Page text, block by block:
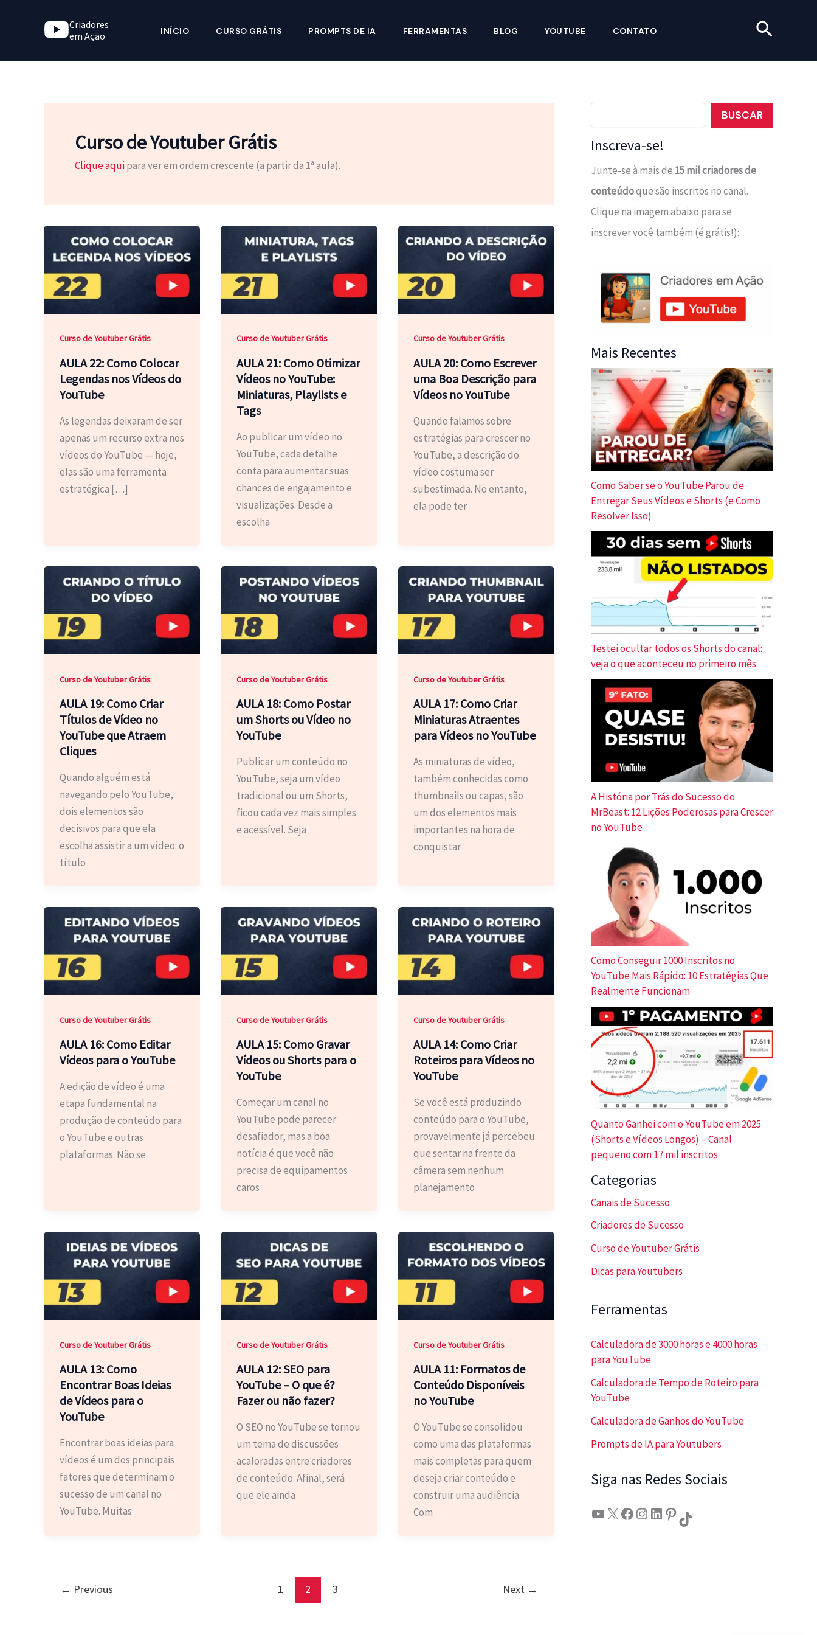
conteúdo
Criadores
em Ação
INÍCIO CURSO GRÁTIS PROMPTS DE IA FERRAMENTAS BLOG YOUTUBE CONTATO
Curso de Youtuber Grátis
Clique aquipara ver em ordem crescente (a partir da 1ª aula).
Curso de Youtuber Grátis
AULA 22: Como Colocar
Legendas nos Vídeos do
YouTube
As legendas deixaram de ser
apenas um recurso extra nos
vídeos do YouTube — hoje,
elas são uma ferramenta
estratégica […]
Curso de Youtuber Grátis
AULA 21: Como Otimizar
Vídeos no YouTube:
Miniaturas, Playlists e
Tags
Ao publicar um vídeo no
YouTube, cada detalhe
conta para aumentar suas
chances de engajamento e
visualizações. Desde a
escolha
Curso de Youtuber Grátis
AULA 20: Como Escrever
uma Boa Descrição para
Vídeos no YouTube
Quando falamos sobre
estratégias para crescer no
YouTube, a descrição do
vídeo costuma ser
subestimada. No entanto,
ela pode ter
Curso de Youtuber Grátis
AULA 19: Como Criar
Títulos de Vídeo no
YouTube que Atraem
Cliques
Quando alguém está
navegando pelo YouTube,
dois elementos são
decisivos para que ela
escolha assistir a um vídeo: o
título
Curso de Youtuber Grátis
AULA 18: Como Postar
um Shorts ou Vídeo no
YouTube
Publicar um conteúdo no
YouTube, seja um vídeo
tradicional ou um Shorts,
ficou cada vez mais simples
e acessível. Seja
Curso de Youtuber Grátis
AULA 17: Como Criar
Miniaturas Atraentes
para Vídeos no YouTube
As miniaturas de vídeo,
também conhecidas como
thumbnails ou capas, são
um dos elementos mais
importantes na hora de
conquistar
Curso de Youtuber Grátis
AULA 16: Como Editar
Vídeos para o YouTube
A edição de vídeo é uma
etapa fundamental na
produção de conteúdo para
o YouTube e outras
plataformas. Não se
Curso de Youtuber Grátis
AULA 15: Como Gravar
Vídeos ou Shorts para o
YouTube
Começar um canal no
YouTube pode parecer
desafiador, mas a boa
notícia é que você não
precisa de equipamentos
caros
Curso de Youtuber Grátis
AULA 14: Como Criar
Roteiros para Vídeos no
YouTube
Se você está produzindo
conteúdo para o YouTube,
provavelmente já percebeu
que sentar na frente da
câmera sem nenhum
planejamento
Curso de Youtuber Grátis
AULA 13: Como
Encontrar Boas Ideias
de Vídeos para o
YouTube
Encontrar boas ideias para
vídeos é um dos principais
fatores que determinam o
sucesso de um canal no
YouTube. Muitas
Curso de Youtuber Grátis
AULA 12: SEO para
YouTube – O que é?
Fazer ou não fazer?
O SEO no YouTube se tornou
um tema de discussões
acaloradas entre criadores
de conteúdo. Afinal, será
que ele ainda
Curso de Youtuber Grátis
AULA 11: Formatos de
Conteúdo Disponíveis
no YouTube
O YouTube se consolidou
como uma das plataformas
mais completas para quem
deseja criar conteúdo e
construir uma audiência.
Com
← Previous 1 2 3 Next →
Pesquisar BUSCAR
Inscreva-se!
Junte-se à mais de 15 mil criadores de
conteúdoque são inscritos no canal.
Clique na imagem abaixo para se
inscrever você também (é grátis!):
Mais Recentes
Como Saber se o YouTube Parou de
Entregar Seus Vídeos e Shorts (e Como
Resolver Isso)
Testei ocultar todos os Shorts do canal:
veja o que aconteceu no primeiro mês
A História por Trás do Sucesso do
MrBeast: 12 Lições Poderosas para Crescer
no YouTube
Como Conseguir 1000 Inscritos no
YouTube Mais Rápido: 10 Estratégias Que
Realmente Funcionam
Quanto Ganhei com o YouTube em 2025
(Shorts e Vídeos Longos) – Canal
pequeno com 17 mil inscritos
Categorias
Canais de Sucesso
Criadores de Sucesso
Curso de Youtuber Grátis
Dicas para Youtubers
Ferramentas
Calculadora de 3000 horas e 4000 horas
para YouTube
Calculadora de Tempo de Roteiro para
YouTube
Calculadora de Ganhos do YouTube
Prompts de IA para Youtubers
Siga nas Redes Sociais
Youtube X Facebook Instagram LinkedIn Pinterest TikTok